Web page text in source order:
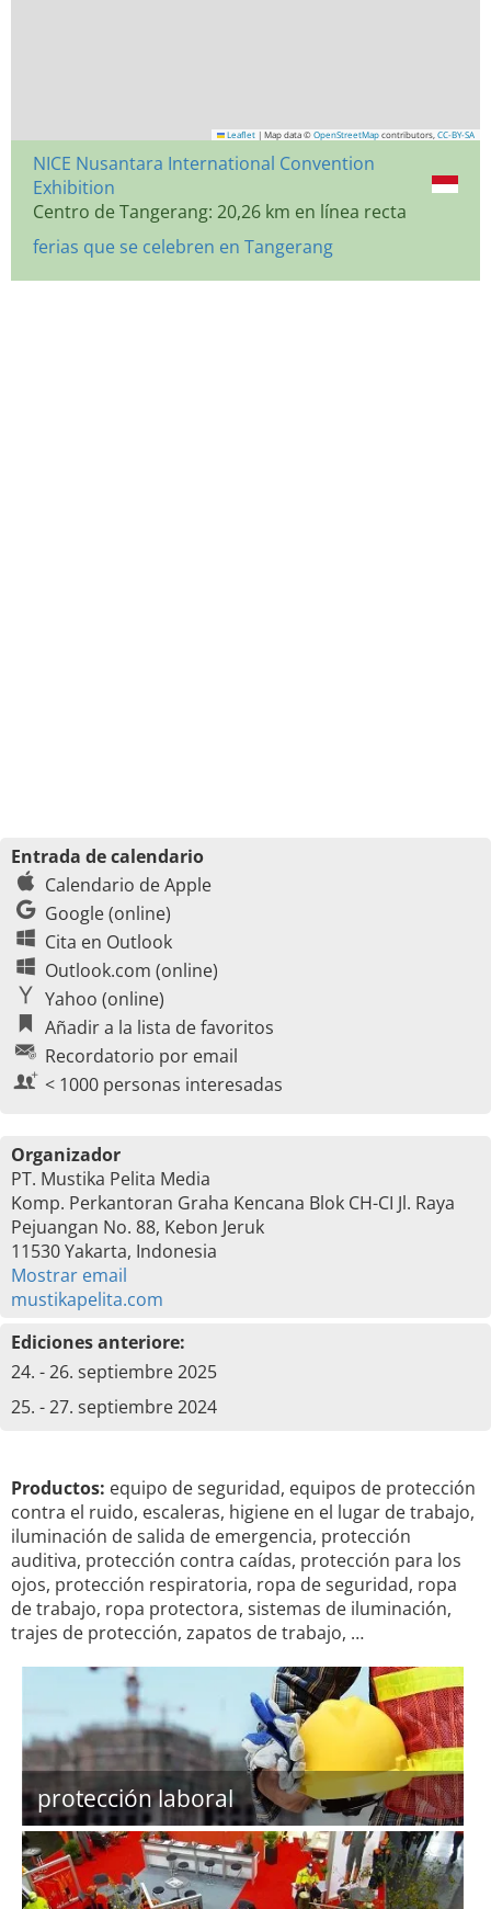
Leaflet | Map data © OpenStreetMap contributors, CC-BY-SA
NICE Nusantara International Convention
Exhibition
Centro de Tangerang: 20,26 km en línea recta
ferias que se celebren en Tangerang
Entrada de calendario
Calendario de Apple
Google (online)
Cita en Outlook
Outlook.com (online)
Yahoo (online)
Añadir a la lista de favoritos
Recordatorio por email
< 1000 personas interesadas
Organizador
PT. Mustika Pelita Media
Komp. Perkantoran Graha Kencana Blok CH-CI Jl. Raya
Pejuangan No. 88, Kebon Jeruk
11530 Yakarta, Indonesia
Mostrar email
mustikapelita.com
Ediciones anteriore:
24. - 26. septiembre 2025
25. - 27. septiembre 2024
Productos: equipo de seguridad, equipos de protección
contra el ruido, escaleras, higiene en el lugar de trabajo,
iluminación de salida de emergencia, protección
auditiva, protección contra caídas, protección para los
ojos, protección respiratoria, ropa de seguridad, ropa
de trabajo, ropa protectora, sistemas de iluminación,
trajes de protección, zapatos de trabajo, …
protección laboral